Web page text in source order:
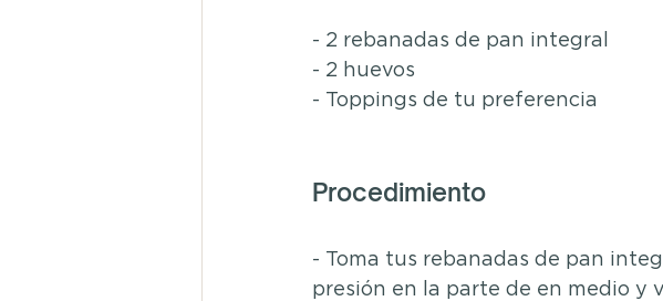
- 2 rebanadas de pan integral
- 2 huevos
- Toppings de tu preferencia
Procedimiento
- Toma tus rebanadas de pan
presión en la parte de en medio y